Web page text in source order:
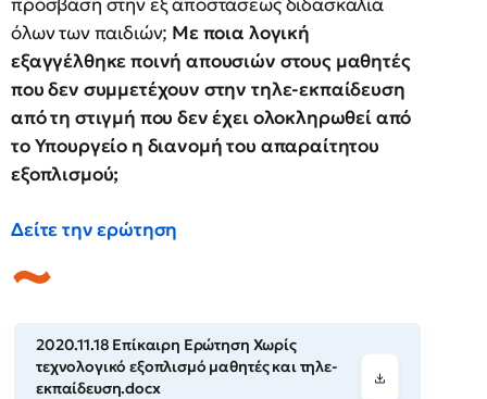
όλων των παιδιών; Με ποια λογική
εξαγγέλθηκε ποινή απουσιών στους μαθητές
που δεν συμμετέχουν στην τηλε-εκπαίδευση
από τη στιγμή που δεν έχει ολοκληρωθεί από
το Υπουργείο η διανομή του απαραίτητου
εξοπλισμού;
Δείτε την ερώτηση
2020.11.18 Επίκαιρη Ερώτηση Χωρίς
τεχνολογικό εξοπλισμό μαθητές και τηλε-
εκπαίδευση.docx